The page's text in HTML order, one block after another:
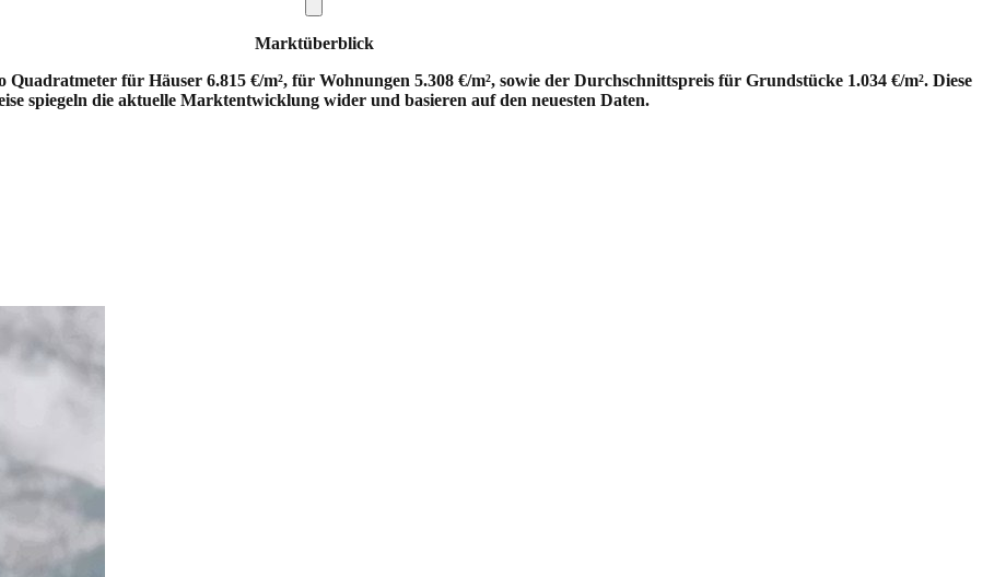
Marktüberblick
für Häuser 6.815 €/m², für Wohnungen 5.308 €/m², sowie der Durchschnittspreis für Grundstücke 1.034 €/m². Diese
spiegeln die aktuelle Marktentwicklung wider und basieren auf den neuesten Daten.